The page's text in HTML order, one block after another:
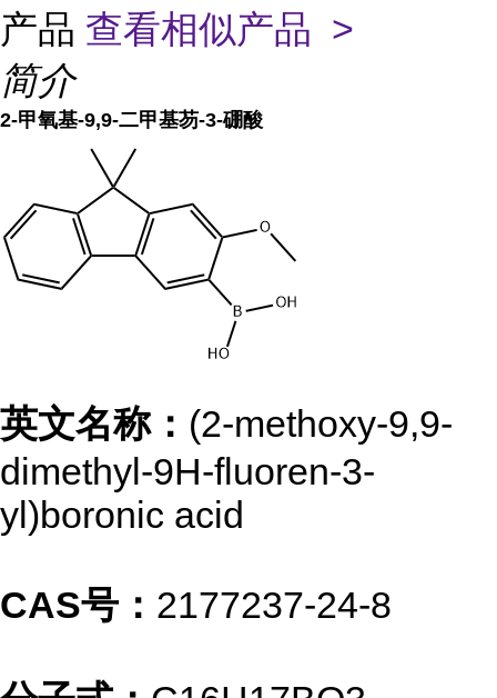
产品 查看相似产品 >
简介
2-甲氧基-9,9-二甲基芴-3-硼酸
英文名称： (2-methoxy-9,9-
dimethyl-9H-fluoren-3-
yl)boronic acid
CAS号： 2177237-24-8